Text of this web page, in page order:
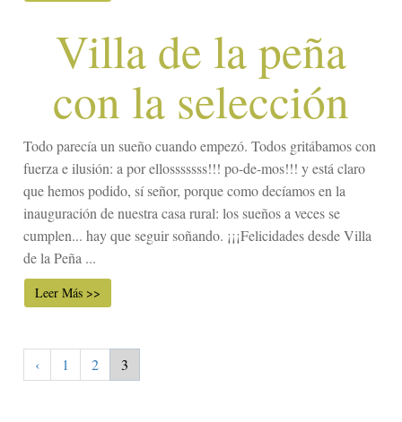
Villa de la peña
con la selección
Todo parecía un sueño cuando empezó. Todos gritábamos con
fuerza e ilusión: a por ellosssssss!!! po-de-mos!!! y está claro
que hemos podido, sí señor, porque como decíamos en la
inauguración de nuestra casa rural: los sueños a veces se
cumplen... hay que seguir soñando. ¡¡¡Felicidades desde Villa
de la Peña ...
Leer Más >>
‹ 1 2 3